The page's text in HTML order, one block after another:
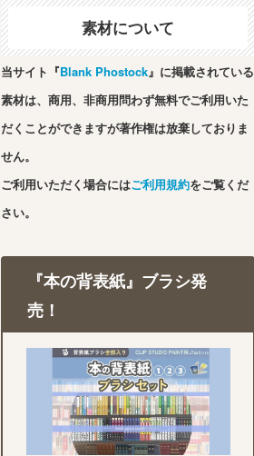
素材について
当サイト『Blank Phostock』に掲載されている
素材は、商用、非商用問わず無料でご利用いた
だくことができますが著作権は放棄しておりま
せん。
ご利用いただく場合にはご利用規約をご覧くだ
さい。
『本の背表紙』ブラシ発
売！